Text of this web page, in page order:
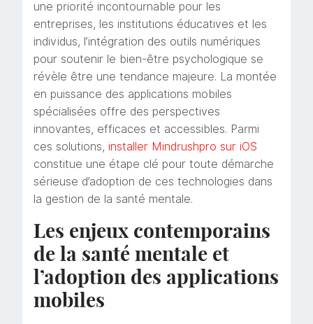
une priorité incontournable pour les
entreprises, les institutions éducatives et les
individus, l’intégration des outils numériques
pour soutenir le bien-être psychologique se
révèle être une tendance majeure. La montée
en puissance des applications mobiles
spécialisées offre des perspectives
innovantes, efficaces et accessibles. Parmi
ces solutions, installer Mindrushpro sur iOS
constitue une étape clé pour toute démarche
sérieuse d’adoption de ces technologies dans
la gestion de la santé mentale.
Les enjeux contemporains
de la santé mentale et
l’adoption des applications
mobiles